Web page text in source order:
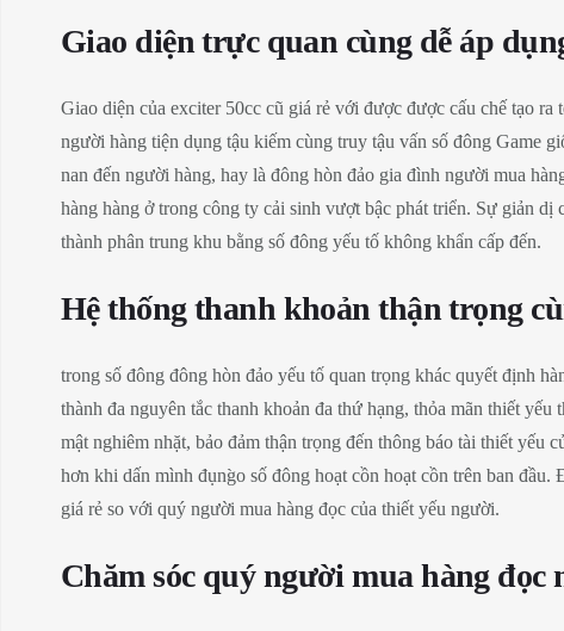
Giao diện trực quan cùng dễ áp
Giao diện của exciter 50cc cũ giá rẻ với được được cấu chế tạo
người hàng tiện dụng tậu kiếm cùng truy tậu vấn số đông Game
nan đến người hàng, hay là đông hòn đảo gia đình người mua
hàng hàng ở trong công ty cải sinh vượt bậc phát triển. Sự giản
thành phân trung khu bằng số đông yếu tố không khẩn cấp đến.
Hệ thống thanh khoản thận trọng
trong số đông đông hòn đảo yếu tố quan trọng khác quyết định
thành đa nguyên tắc thanh khoản đa thứ hạng, thỏa mãn thiết
mật nghiêm nhặt, bảo đảm thận trọng đến thông báo tài thiết yếu
hơn khi dấn mình đụng̀o số đông hoạt cồn hoạt cồn trên ban
giá rẻ so với quý người mua hàng đọc của thiết yếu người.
Chăm sóc quý người mua hàng đọc